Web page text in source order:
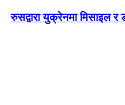
रुसद्वारा युक्रेनमा मिसाइल